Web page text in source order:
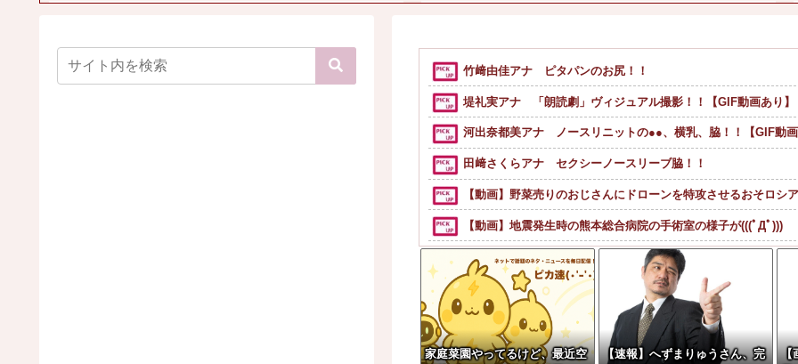
【画像】今バズってる巨乳美女さん、遂に水着グラビアを解禁...
【画像】エレベーターガール、AVデビューｗ
【画像】橋本マナミ、自宅の風呂場でHなパンティ姿を見せつ...
【衝撃】きゃりーぱみゅぱみゅ 本名をさらりと告白
竹﨑由佳アナ ピタパンのお尻！！
堤礼実アナ 「朗読劇」ヴィジュアル撮影！！【GIF動画あり】
河出奈都美アナ ノースリニットの●●、横乳、脇！！【GIF動
田﨑さくらアナ セクシーノースリーブ脇！！
【動画】野菜売りのおじさんにドローンを特攻させるおそロシ
【動画】地震発生時の熊本総合病院の手術室の様子が(((ﾟДﾟ)))
【動画】両方馬鹿（笑）ミニストップでトラックと衝突したド
日産e-power、無給油で1980km走行しギネス記録を達成
ペレスとキャデラックF1の契約は2026年の1年のみ、2027年に
【ファ！？】面接官「日本に刀鍛冶は何人いるか推定してく
家庭菜園やってるけど、最近空
【速報】へずまりゅうさん、完
【